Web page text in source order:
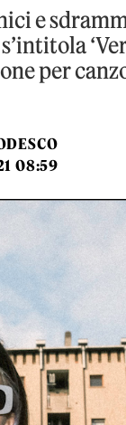
e
per
08:59